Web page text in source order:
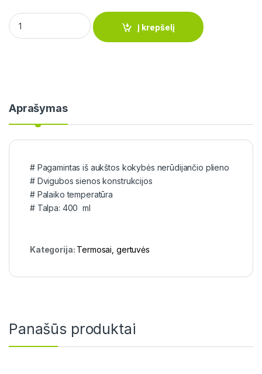
KAISERHOFF Termopuodelis KH-6020 quantity
Į krepšelį
Aprašymas
# Pagamintas iš aukštos kokybės nerūdijančio plieno
# Dvigubos sienos konstrukcijos
# Palaiko temperatūra
# Talpa: 400 ml
Kategorija: Termosai, gertuvės
Panašūs produktai